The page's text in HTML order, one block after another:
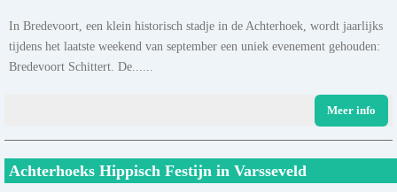
In Bredevoort, een klein historisch stadje in de Achterhoek, wordt jaarlijks
tijdens het laatste weekend van september een uniek evenement gehouden:
Bredevoort Schittert. De......
Meer info
Achterhoeks Hippisch Festijn in Varsseveld